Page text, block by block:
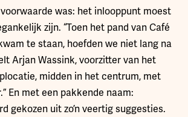
was: het inlooppunt moest
zijn. “Toen het pand van Café
te staan, hoefden we niet lang na
Arjan Wassink, voorzitter van het
midden in het centrum, met
En met een pakkende naam:
gekozen uit zo’n veertig suggesties.